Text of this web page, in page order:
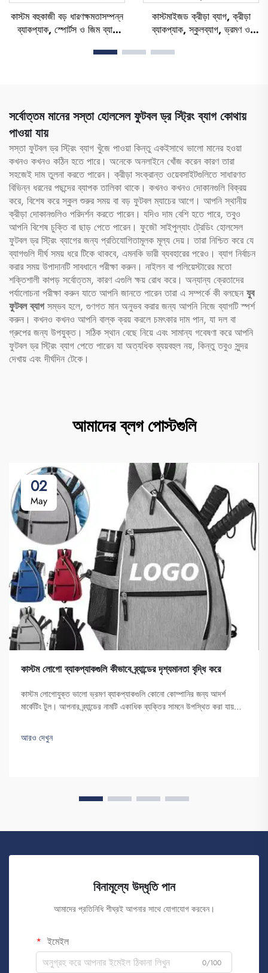
কাস্টম বহুকাজী বড় ধারণক্ষমতাসম্পন্ন
ব্যাকপ্যাক, স্পোর্টস ও জিম ব্যাগ
জুতো রাখার বিশেষ স্থানসহ, ডাফেল
কাস্টমাইজড ক্রীড়া ব্যাগ, ক্রীড়া
ব্যাকপ্যাক, স্কুলব্যাগ, ভ্রমণ ও
ফুটবল, সকার ব্যাকপ্যাক, টেনিস ও
সর্বোত্তম মানের সস্তা হোলসেল ফুটবল ড্র স্ট্রিং ব্যাগ কোথায়
পাওয়া যায়
সস্তা ফুটবল ড্র স্ট্রিং ব্যাগ খুঁজে পাওয়া কিন্তু একইসাথে ভালো মানের হওয়া
কখনও কখনও কঠিন হতে পারে। অনেকে অনলাইনে খোঁজ করেন কারণ তারা
সহজেই দাম তুলনা করতে পারেন। ক্রীড়া সংক্রান্ত ওয়েবসাইটগুলিতে সাধারণত
বিভিন্ন ধরনের পছন্দের ব্যাপক তালিকা থাকে। কখনও কখনও দোকানগুলি বিক্রয়
করে, বিশেষ করে স্কুল শুরুর সময় বা বড় ফুটবল ম্যাচের আগে। আপনি স্থানীয়
ক্রীড়া দোকানগুলিও পরিদর্শন করতে পারেন। যদিও দাম বেশি হতে পারে, তবুও
আপনি বিশেষ চুক্তি বা ছাড় পেতে পারেন। ফুজৌ সাইপুল্যাং ট্রেডিং হোলসেল
ফুটবল ড্র স্ট্রিং ব্যাগের জন্য প্রতিযোগিতামূলক মূল্য দেয়। তারা নিশ্চিত করে যে
ব্যাগগুলি দীর্ঘ সময় ধরে টিকে থাকবে, এমনকি ভারী ব্যবহারের পরেও। ব্যাগ নির্বাচন
করার সময় উপাদানটি সাবধানে পরীক্ষা করুন। নাইলন বা পলিয়েস্টারের মতো
শক্তিশালী কাপড় সর্বোত্তম, কারণ এগুলি ক্ষয় রোধ করে। অন্যান্য ক্রেতাদের
পর্যালোচনা পরীক্ষা করুন যাতে আপনি জানতে পারেন তারা এ সম্পর্কে কী বলছেন যুব
ফুটবল ব্যাগসম্ভব হলে, গুণগত মান অনুভব করার জন্য আপনি নিজে ব্যাগটি স্পর্শ
করুন। কখনও কখনও আপনি বাল্ক ক্রয় করলে চমৎকার দাম পান, যা দল বা
গ্রুপের জন্য উপযুক্ত। সঠিক স্থান বেছে নিয়ে এবং সামান্য গবেষণা করে আপনি
ফুটবল ড্র স্ট্রিং ব্যাগ পেতে পারেন যা অত্যধিক ব্যয়বহুল নয়, কিন্তু তবুও সুন্দর
দেখায় এবং দীর্ঘদিন টেকে।
আমাদের ব্লগ পোস্টগুলি
02
May
কাস্টম লোগো ব্যাকপ্যাকগুলি কীভাবে ব্র্যান্ডের দৃশ্যমানতা বৃদ্ধি করে
কাস্টম লোগোযুক্ত ভালো ভ্রমণ ব্যাকপ্যাকগুলি কোনো কোম্পানির জন্য আদর্শ
মার্কেটিং টুল। আপনার ব্র্যান্ডের নামটি একাধিক ব্যক্তির সামনে উপস্থিত করা যায়—
আরও দেখুন
বিনামূল্যে উদ্ধৃতি পান
আমাদের প্রতিনিধি শীঘ্রই আপনার সাথে যোগাযোগ করবেন।
ইমেইল
0/100